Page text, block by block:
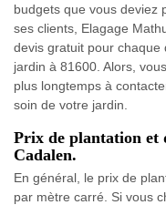
budgets que vous deviez
ses clients, Elagage
devis gratuit pour
jardin à 81600. Alors,
plus longtemps à
soin de votre jardin.
Prix de plantation et
Cadalen.
En général, le prix de
par mètre carré. Si vous